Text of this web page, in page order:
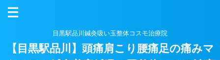
目黒駅品川鍼灸吸い玉整体コスモ治療院
【目黒駅品川】頭痛肩こり腰痛足の痛みマ